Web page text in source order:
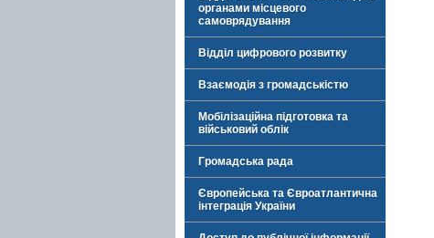
органами місцевого
самоврядування
Відділ цифрового розвитку
Взаємодія з громадськістю
Мобілізаційна підготовка та
військовий облік
Громадська рада
Європейська та Євроатлантична
інтеграція України